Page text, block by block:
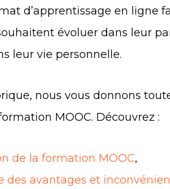
d’apprentissage en ligne
évoluer dans leur
leur vie personnelle.
nous vous donnons
MOOC. Découvrez :
de la formation MOOC,
des avantages et